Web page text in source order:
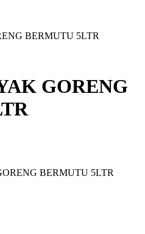
BERMUTU 5LTR
GORENG
BERMUTU 5LTR